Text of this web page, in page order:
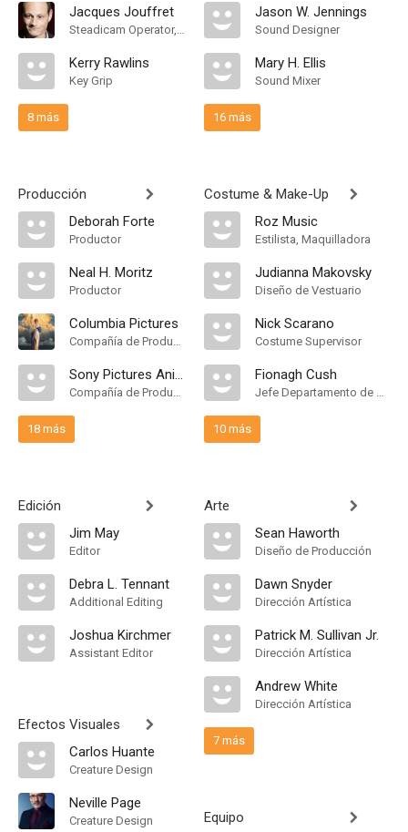
Jacques Jouffret
Steadicam Operator, "A" Camera Operator
Kerry Rawlins
Key Grip
8 más
Producción
Deborah Forte
Productor
Neal H. Moritz
Productor
Columbia Pictures
Compañía de Produccion
Sony Pictures Animation
Compañía de Produccion
18 más
Edición
Jim May
Editor
Debra L. Tennant
Additional Editing
Joshua Kirchmer
Assistant Editor
Efectos Visuales
Carlos Huante
Creature Design
Neville Page
Creature Design
Jason W. Jennings
Sound Designer
Mary H. Ellis
Sound Mixer
16 más
Costume & Make-Up
Roz Music
Estilista, Maquilladora
Judianna Makovsky
Diseño de Vestuario
Nick Scarano
Costume Supervisor
Fionagh Cush
Jefe Departamento de Maquillaje
10 más
Arte
Sean Haworth
Diseño de Producción
Dawn Snyder
Dirección Artística
Patrick M. Sullivan Jr.
Dirección Artística
Andrew White
Dirección Artística
7 más
Equipo